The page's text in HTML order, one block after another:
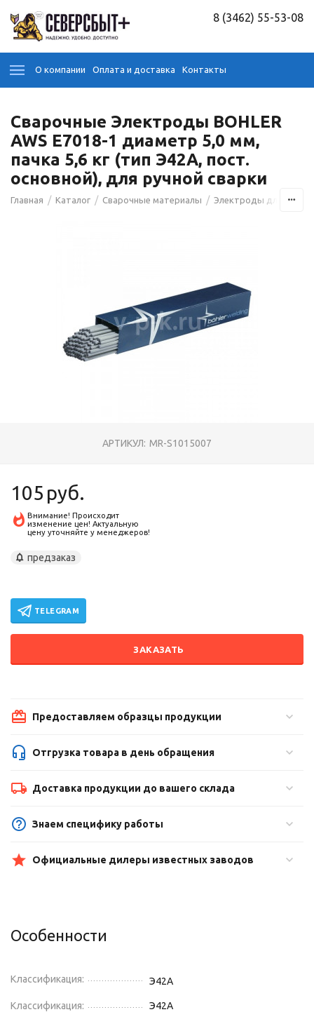
8 (3462) 55-53-08
О компании Оплата и доставка Контакты
Сварочные Электроды BOHLER
AWS E7018-1 диаметр 5,0 мм,
пачка 5,6 кг (тип Э42А, пост.
основной), для ручной сварки
Главная / Каталог / Сварочные материалы / Электроды для сварки
АРТИКУЛ: MR-S1015007
105 руб.
Внимание! Происходит
изменение цен! Актуальную
цену уточняйте у менеджеров!
предзаказ
TELEGRAM
ЗАКАЗАТЬ
Предоставляем образцы продукции
Отгрузка товара в день обращения
Доставка продукции до вашего склада
Знаем специфику работы
Официальные дилеры известных заводов
Особенности
Классификация: Э42А
Классификация: Э42А